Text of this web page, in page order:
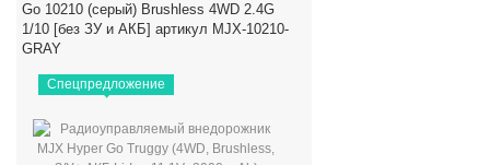
Go 10210 (серый) Brushless 4WD 2.4G
1/10 [без ЗУ и АКБ] артикул MJX-10210-
GRAY
Спецпредложение